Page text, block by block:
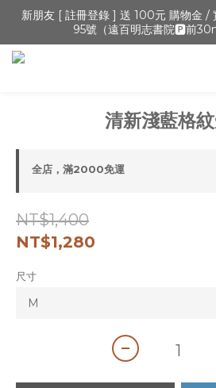
🔺「會員制」新開張,加入會員,全通路
人資訊 > 填寫正確「生日
新朋友 [ 註冊登錄 ] 送 100元 購物金 /
95號（遠百明志書院🅿️前
🔺「會員制」新開張,加入會員,全通路
人資訊 > 填寫正確「生日
清新淺藍格
全店，滿2000免運
NT$1,400
NT$1,280
尺寸